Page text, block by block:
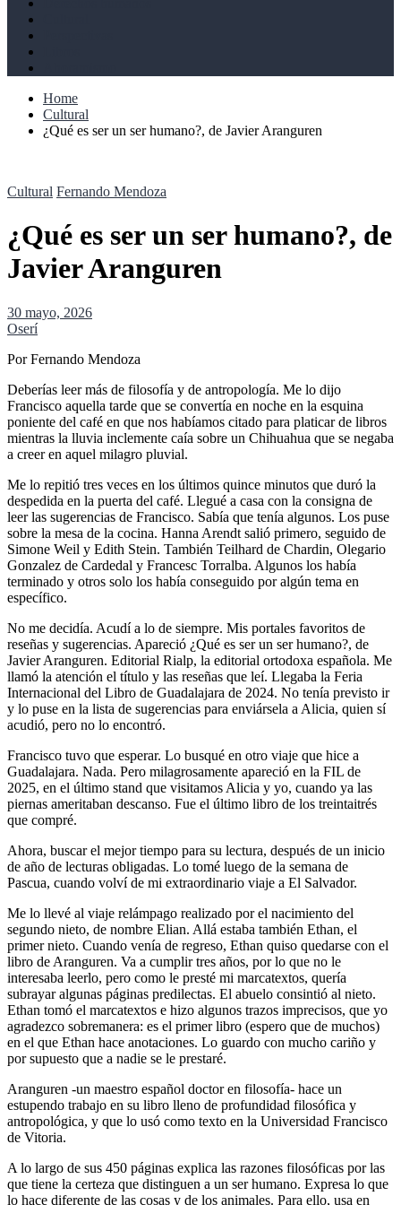
Home
Cultural
¿Qué es ser un ser humano?, de Javier Aranguren
Cultural Fernando Mendoza
¿Qué es ser un ser humano?, de
Javier Aranguren
30 mayo, 2026
Oserí
Por Fernando Mendoza
Deberías leer más de filosofía y de antropología. Me lo dijo
Francisco aquella tarde que se convertía en noche en la esquina
poniente del café en que nos habíamos citado para platicar de libros
mientras la lluvia inclemente caía sobre un Chihuahua que se negaba
a creer en aquel milagro pluvial.
Me lo repitió tres veces en los últimos quince minutos que duró la
despedida en la puerta del café. Llegué a casa con la consigna de
leer las sugerencias de Francisco. Sabía que tenía algunos. Los puse
sobre la mesa de la cocina. Hanna Arendt salió primero, seguido de
Simone Weil y Edith Stein. También Teilhard de Chardin, Olegario
Gonzalez de Cardedal y Francesc Torralba. Algunos los había
terminado y otros solo los había conseguido por algún tema en
específico.
No me decidía. Acudí a lo de siempre. Mis portales favoritos de
reseñas y sugerencias. Apareció ¿Qué es ser un ser humano?, de
Javier Aranguren. Editorial Rialp, la editorial ortodoxa española. Me
llamó la atención el título y las reseñas que leí. Llegaba la Feria
Internacional del Libro de Guadalajara de 2024. No tenía previsto ir
y lo puse en la lista de sugerencias para enviársela a Alicia, quien sí
acudió, pero no lo encontró.
Francisco tuvo que esperar. Lo busqué en otro viaje que hice a
Guadalajara. Nada. Pero milagrosamente apareció en la FIL de
2025, en el último stand que visitamos Alicia y yo, cuando ya las
piernas ameritaban descanso. Fue el último libro de los treintaitrés
que compré.
Ahora, buscar el mejor tiempo para su lectura, después de un inicio
de año de lecturas obligadas. Lo tomé luego de la semana de
Pascua, cuando volví de mi extraordinario viaje a El Salvador.
Me lo llevé al viaje relámpago realizado por el nacimiento del
segundo nieto, de nombre Elian. Allá estaba también Ethan, el
primer nieto. Cuando venía de regreso, Ethan quiso quedarse con el
libro de Aranguren. Va a cumplir tres años, por lo que no le
interesaba leerlo, pero como le presté mi marcatextos, quería
subrayar algunas páginas predilectas. El abuelo consintió al nieto.
Ethan tomó el marcatextos e hizo algunos trazos imprecisos, que yo
agradezco sobremanera: es el primer libro (espero que de muchos)
en el que Ethan hace anotaciones. Lo guardo con mucho cariño y
por supuesto que a nadie se le prestaré.
Aranguren -un maestro español doctor en filosofía- hace un
estupendo trabajo en su libro lleno de profundidad filosófica y
antropológica, y que lo usó como texto en la Universidad Francisco
de Vitoria.
A lo largo de sus 450 páginas explica las razones filosóficas por las
que tiene la certeza que distinguen a un ser humano. Expresa lo que
lo hace diferente de las cosas y de los animales. Para ello, usa en